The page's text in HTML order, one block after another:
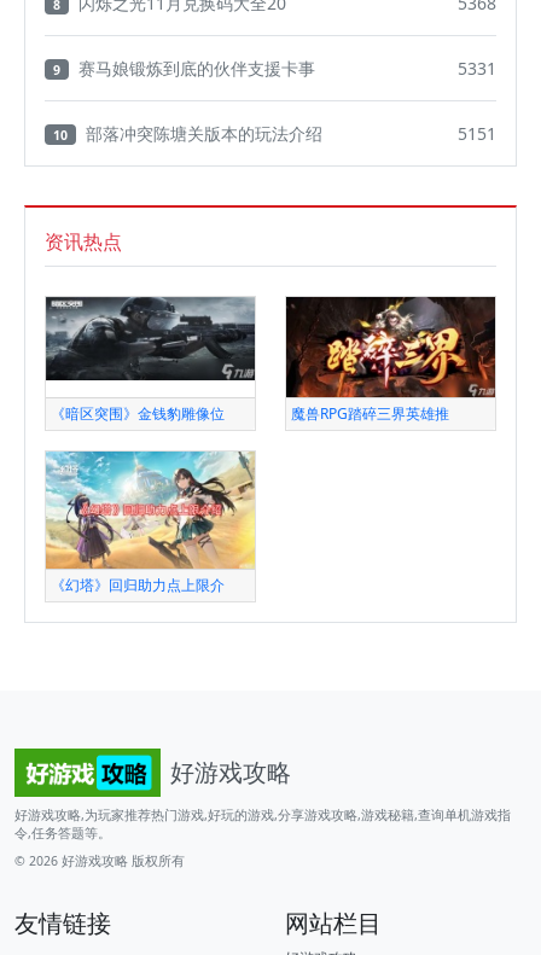
8
9 赛马娘锻炼到底的伙伴支援卡事 5331
10 部落冲突陈塘关版本的玩法介绍 5151
资讯热点
《暗区突围》金钱豹雕像位 魔兽RPG踏碎三界英雄推
《幻塔》回归助力点上限介
好游戏攻略
好游戏攻略,为玩家推荐热门游戏,好玩的游戏,分享游戏攻略,游戏秘籍,查询单机游戏指
令,任务答题等。
© 2026 好游戏攻略 版权所有
友情链接 网站栏目